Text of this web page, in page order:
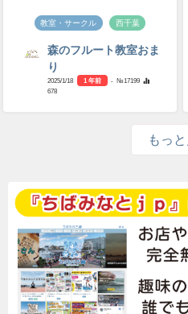
教室・サークル 西千葉
森のフルート教室おま
り
2025/1/18 1 年前
- №17199
678
もっ